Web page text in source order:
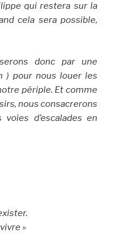
qui restera sur la
cela sera possible,
donc par une
) pour nous louer les
périple. Et comme
nous consacrerons
d’escalades en
»